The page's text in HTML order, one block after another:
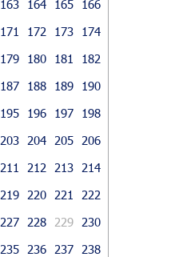
163 164 165
166
171 172 173
174
179 180 181
182
187 188 189
190
195 196 197
198
203 204 205
206
211 212 213
214
219 220 221
222
227 228 229
230
235 236 237
238